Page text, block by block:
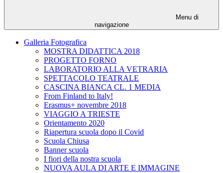
Menu di
navigazione
Galleria Fotografica
MOSTRA DIDATTICA 2018
PROGETTO FORNO
LABORATORIO ALLA VETRARIA
SPETTACOLO TEATRALE
CASCINA BIANCA CL. 1 MEDIA
From Finland to Italy!
Erasmus+ novembre 2018
VIAGGIO A TRIESTE
Orientamento 2020
Riapertura scuola dopo il Covid
Scuola Chiusa
Banner scuola
I fiori della nostra scuola
NUOVA AULA DI ARTE E IMMAGINE